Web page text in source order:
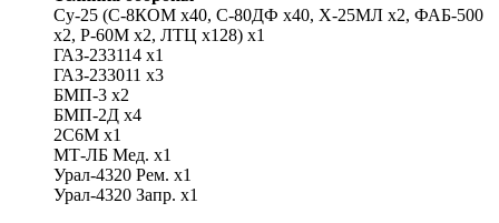
Су-25 (С-8КОМ х40, С-80ДФ х40, Х-25МЛ х2, ФАБ-500
х2, Р-60М х2, ЛТЦ х128) х1
ГАЗ-233114 х1
ГАЗ-233011 х3
БМП-3 х2
БМП-2Д х4
2С6М х1
МТ-ЛБ Мед. х1
Урал-4320 Рем. х1
Урал-4320 Запр. х1